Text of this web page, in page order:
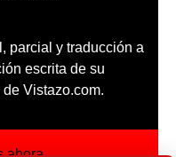
parcial y traducción a
escrita de su
Vistazo.com.